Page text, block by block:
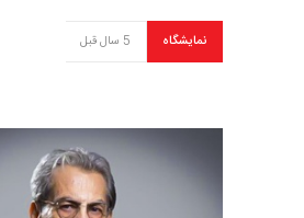
نمایشگاه 5 سال قبل